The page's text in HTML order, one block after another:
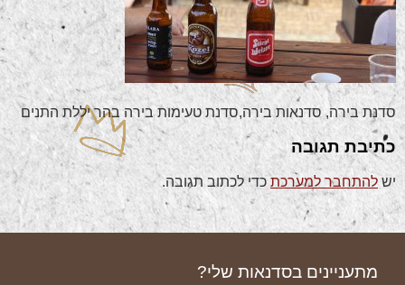
סדנת בירה, סדנאות בירה,סדנת טעימות בירה בהר יללת התנים
כתיבת תגובה
יש להתחבר למערכת כדי לכתוב תגובה.
מתעניינים בסדנאות שלי?